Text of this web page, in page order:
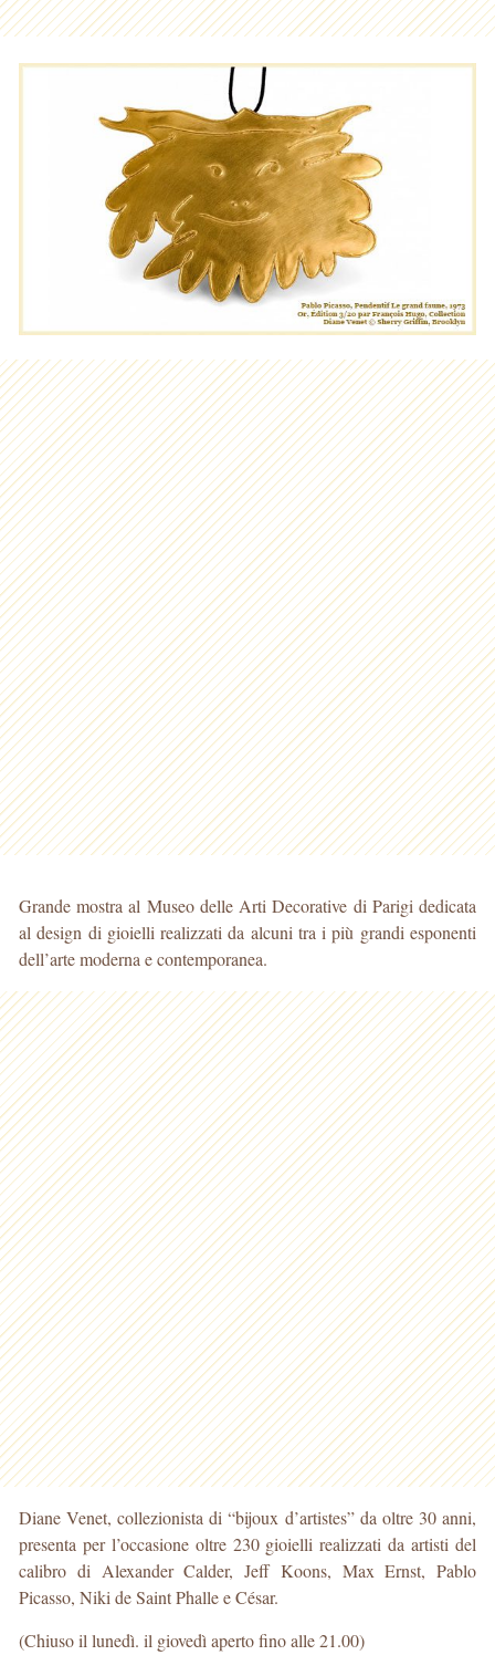
Grande mostra al Museo delle Arti Decorative di Parigi dedicata
al design di gioielli realizzati da alcuni tra i più grandi esponenti
dell’arte moderna e contemporanea.
Diane Venet, collezionista di “bijoux d’artistes” da oltre 30 anni,
presenta per l’occasione oltre 230 gioielli realizzati da artisti del
calibro di Alexander Calder, Jeff Koons, Max Ernst, Pablo
Picasso, Niki de Saint Phalle e César.
(Chiuso il lunedì. il giovedì aperto fino alle 21.00)